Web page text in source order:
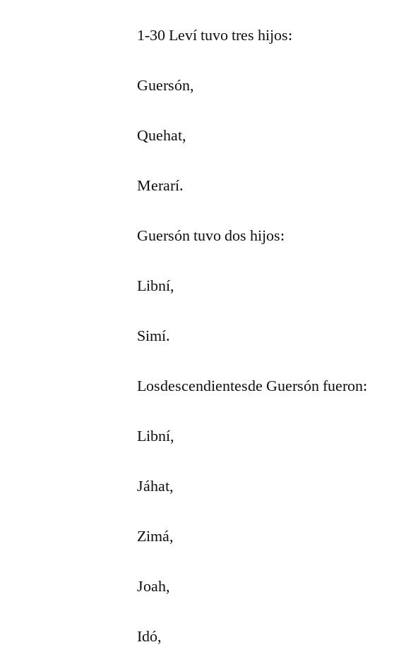
1-30 Leví tuvo tres hijos:
Guersón,
Quehat,
Merarí.
Guersón tuvo dos hijos:
Libní,
Simí.
Losdescendientesde Guersón fueron:
Libní,
Jáhat,
Zimá,
Joah,
Idó,